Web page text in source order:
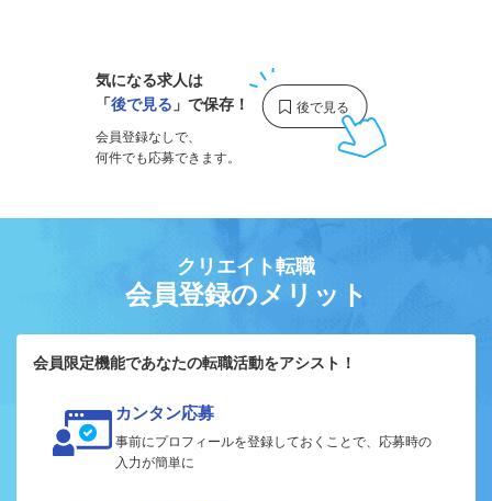
気になる求人は
「後で見る 」で保存！
会員登録なしで、
何件でも応募できます。
クリエイト転職
会員登録のメリット
会員限定機能であなたの転職活動をアシスト！
カンタン応募
事前にプロフィールを登録しておくことで、応募時の
入力が簡単に